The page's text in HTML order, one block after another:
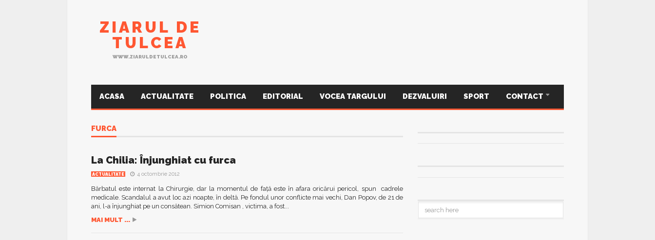
ZIARUL DE
TULCEA
WWW.ZIARULDETULCEA.RO
ACASA ACTUALITATE POLITICA EDITORIAL VOCEA TARGULUI DEZVALUIRI SPORT CONTACT
FURCA
La Chilia: Înjunghiat cu furca
ACTUALITATE 4 octombrie 2012
Bărbatul este internat la Chirurgie, dar la momentul de față este în afara oricărui pericol, spun cadrele
medicale. Scandalul a avut loc azi noapte, în deltă. Pe fondul unor conflicte mai vechi, Dan Popov, de 21 de
ani, l-a înjunghiat pe un consătean. Simion Comisan , victima, a fost...
MAI MULT ...